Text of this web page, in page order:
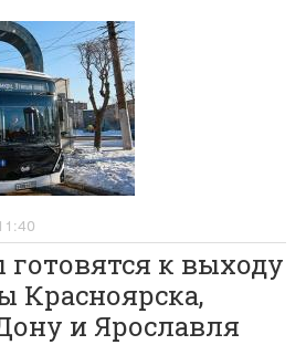
готовятся к выходу
Красноярска,
и Ярославля